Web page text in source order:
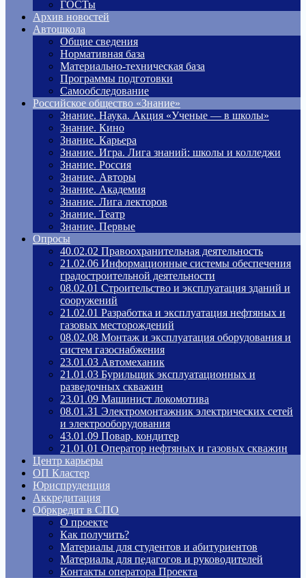
ГОСТы
Архив новостей
Автошкола
Общие сведения
Нормативная база
Материально-техническая база
Программы подготовки
Самообследование
Российское общество «Знание»
Знание. Наука. Акция «Ученые — в школы»
Знание. Кино
Знание. Карьера
Знание. Игра. Лига знаний: школы и колледжи
Знание. Россия
Знание. Авторы
Знание. Академия
Знание. Лига лекторов
Знание. Театр
Знание. Первые
Опросы
40.02.02 Правоохранительная деятельность
21.02.06 Информационные системы обеспечения
градостроительной деятельности
08.02.01 Строительство и эксплуатация зданий и
сооружений
21.02.01 Разработка и эксплуатация нефтяных и
газовых месторождений
08.02.08 Монтаж и эксплуатация оборудования и
систем газоснабжения
23.01.03 Автомеханик
21.01.03 Бурильщик эксплуатационных и
разведочных скважин
23.01.09 Машинист локомотива
08.01.31 Электромонтажник электрических сетей
и электрооборудования
43.01.09 Повар, кондитер
21.01.01 Оператор нефтяных и газовых скважин
Центр карьеры
ОП Кластер
Юриспруденция
Аккредитация
Обркредит в СПО
О проекте
Как получить?
Материалы для студентов и абитуриентов
Материалы для педагогов и руководителей
Контакты оператора Проекта